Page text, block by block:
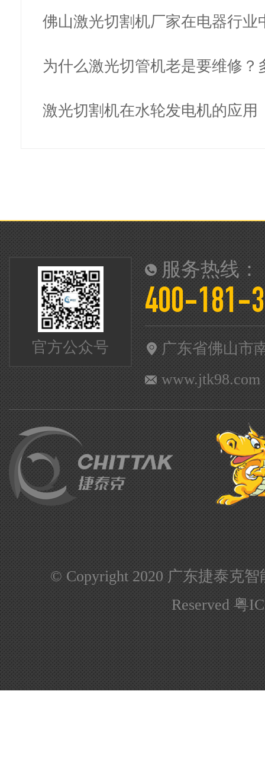
佛山激光切割机厂家在电器行业
有什…
为什么激光切管机老是要维修？
为这个…
激光切割机在水轮发电机的应用
官方公众号
服务热线：
400-181-
广东省佛山市
www.jtk98.com
© Copyright 2020 广东捷泰克
Reserved粤